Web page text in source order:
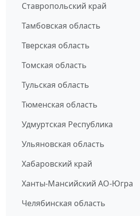
Ставропольский край
Тамбовская область
Тверская область
Томская область
Тульская область
Тюменская область
Удмуртская Республика
Ульяновская область
Хабаровский край
Ханты-Мансийский АО-Югра
Челябинская область